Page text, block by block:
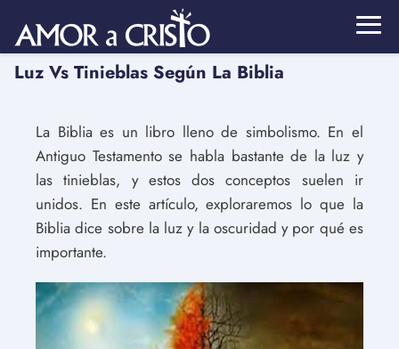
Luz Vs Tinieblas Según La Biblia
La Biblia es un libro lleno de simbolismo. En el
Antiguo Testamento se habla bastante de la luz y
las tinieblas, y estos dos conceptos suelen ir
unidos. En este artículo, exploraremos lo que la
Biblia dice sobre la luz y la oscuridad y por qué es
importante.